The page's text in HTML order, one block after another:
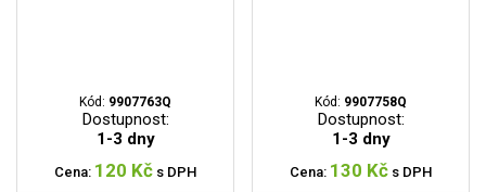
Kód: 9907763Q
Dostupnost:
1-3 dny
Cena: 120 Kč s DPH
Kód: 9907758Q
Dostupnost:
1-3 dny
Cena: 130 Kč s DPH